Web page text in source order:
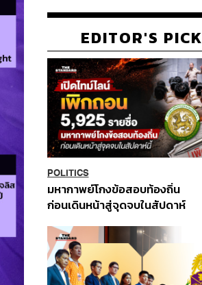
EDITOR'S PICK
POLITICS
มหากาพย์โกงข้อสอบท้องถิ่น
ก่อนเดินหน้าสู่จุดจบในสัปดาห์